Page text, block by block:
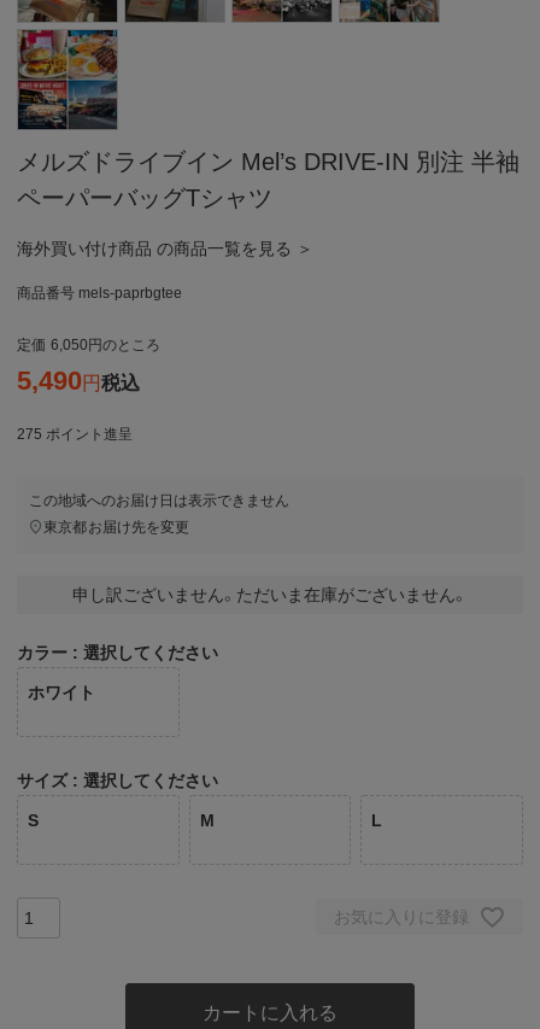
メルズドライブイン Mel’s DRIVE-IN 別注 半袖
ペーパーバッグTシャツ
海外買い付け商品 の商品一覧を見る ＞
商品番号 mels-paprbgtee
定価 6,050 のところ
5,490 税込
275 ポイント進呈
この地域へのお届け日は表示できません
東京都お届け先を変更
申し訳ございません。ただいま在庫がございません。
カラー 選択してください
ホワイト
サイズ 選択してください
S M L
お気に入りに登録
カートに入れる